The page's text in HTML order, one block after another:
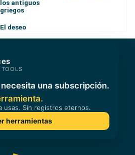
los antiguos
griegos
El deseo